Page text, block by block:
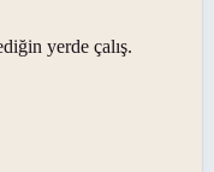
yerde çalış.